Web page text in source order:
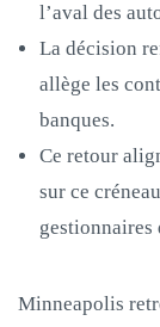
l’aval des
La décision
allège les
banques.
Ce retour
sur ce
gestionnaires
Minneapolis